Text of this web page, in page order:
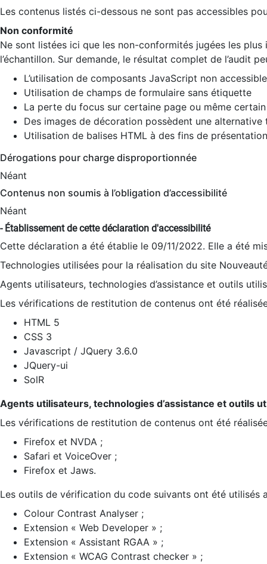
Les contenus listés ci-dessous ne sont pas accessibles
Non conformité
Ne sont listées ici que les non-conformités jugées les
l’échantillon. Sur demande, le résultat complet de l’audit
L’utilisation de composants JavaScript non
Utilisation de champs de formulaire sans étiquette
La perte du focus sur certaine page ou même
Des images de décoration possèdent une alternative
Utilisation de balises HTML à des fins de
Dérogations pour charge disproportionnée
Néant
Contenus non soumis à l’obligation d’accessibilité
Néant
- Établissement de cette déclaration d'accessibilité
Cette déclaration a été établie le 09/11/2022. Elle a été
Technologies utilisées pour la réalisation du site
Agents utilisateurs, technologies d’assistance et outils
Les vérifications de restitution de contenus ont été
HTML 5
CSS 3
Javascript / JQuery 3.6.0
JQuery-ui
SolR
Agents utilisateurs, technologies d’assistance et outils
Les vérifications de restitution de contenus ont été
Firefox et NVDA ;
Safari et VoiceOver ;
Firefox et Jaws.
Les outils de vérification du code suivants ont été utilisés
Colour Contrast Analyser ;
Extension « Web Developer » ;
Extension « Assistant RGAA » ;
Extension « WCAG Contrast checker » ;